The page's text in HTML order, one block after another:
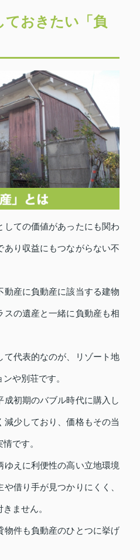
ておきたい「負
しての価値があったにも関わ
あり収益にもつながらない不
動産に負動産に該当する建物
スの遺産と一緒に負動産も相
て代表的なのが、リゾート地
や別荘です。
成初期のバブル時代に購入し
減少しており、価格もその当
です。
ゆえに利便性の高い立地環境
借り手が見つかりにくく、
ません。
物件も負動産のひとつに挙げ